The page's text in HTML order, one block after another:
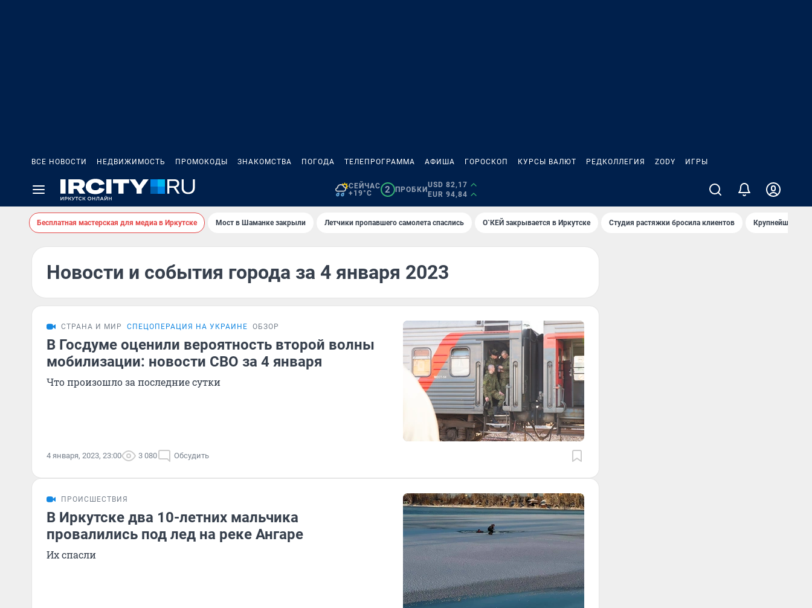
ВСЕ НОВОСТИ НЕДВИЖИМОСТЬ ПРОМОКОДЫ ЗНАКОМСТВА ПОГОДА ТЕЛЕПРОГРАММА АФИША ГОРОСКОП КУРСЫ ВАЛЮТ РЕДКОЛЛЕГИЯ ZODY ИГРЫ
СЕЙЧАС
+19°C
2 ПРОБКИ
USD 82,17
EUR 94,84
Бесплатная мастерская для медиа в Иркутске Мост в Шаманке закрыли Летчики пропавшего самолета спаслись О`КЕЙ закрывается в Иркутске Студия растяжки бросила клиентов Крупнейшие
Новости и события города за 4 января 2023
СТРАНА И МИР СПЕЦОПЕРАЦИЯ НА УКРАИНЕ ОБЗОР
В Госдуме оценили вероятность второй волны
мобилизации: новости СВО за 4 января
Что произошло за последние сутки
4 января, 2023, 23:00 3 080 Обсудить
ПРОИСШЕСТВИЯ
В Иркутске два 10-летних мальчика
провалились под лед на реке Ангаре
Их спасли